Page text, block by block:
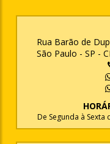
Rua Barão de
São Paulo - SP -
De Segunda à Sexta